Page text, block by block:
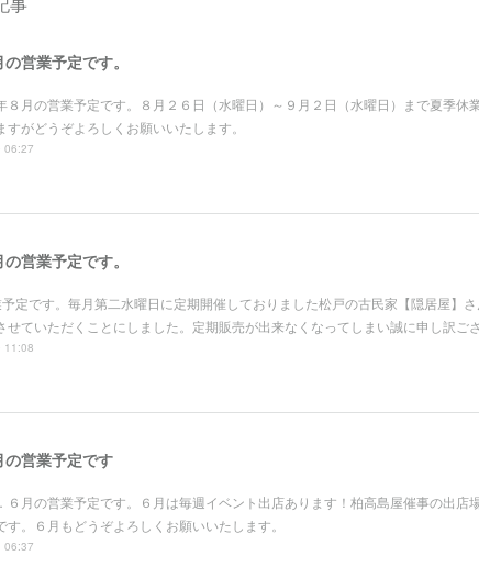
営業予定です。
８月の営業予定です。８月２６日（水曜日）～９月２日（水曜日）まで夏季休
すがどうぞよろしくお願いいたします。
06:27
営業予定です。
定です。毎月第二水曜日に定期開催しておりました松戸の古民家【隠居屋】
せていただくことにしました。定期販売が出来なくなってしまい誠に申し訳ご
11:08
営業予定です
６月の営業予定です。６月は毎週イベント出店あります！柏高島屋催事の出店
す。６月もどうぞよろしくお願いいたします。
06:37